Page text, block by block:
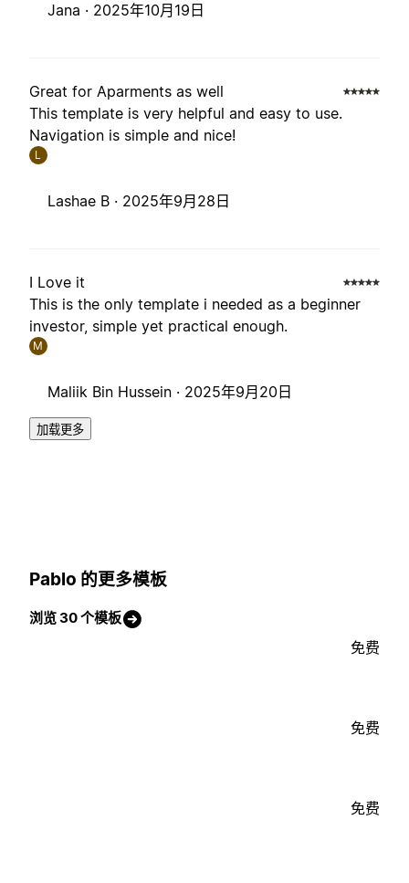
Jana · 2025年10月19日
Great for Aparments as well
This template is very helpful and easy to use.
Navigation is simple and nice!
L
Lashae B · 2025年9月28日
I Love it
This is the only template i needed as a beginner
investor, simple yet practical enough.
M
Maliik Bin Hussein · 2025年9月20日
加载更多
Pablo 的更多模板
浏览 30 个模板
免费
免费
免费